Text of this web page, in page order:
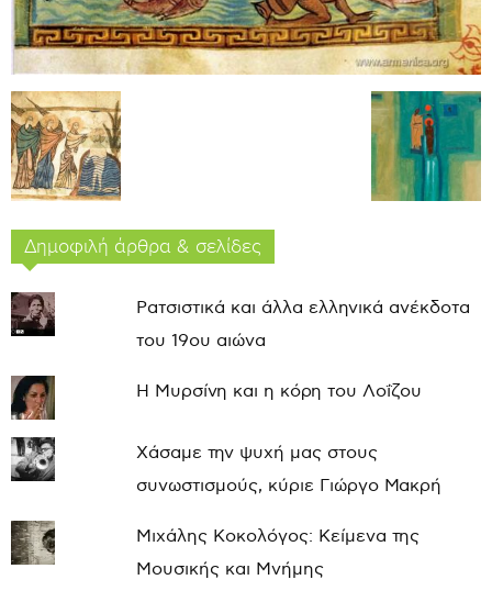
Δημοφιλή άρθρα & σελίδες
Ρατσιστικά και άλλα ελληνικά ανέκδοτα
του 19ου αιώνα
Η Μυρσίνη και η κόρη του Λοΐζου
Χάσαμε την ψυχή μας στους
συνωστισμούς, κύριε Γιώργο Μακρή
Μιχάλης Κοκολόγος: Κείμενα της
Μουσικής και Μνήμης